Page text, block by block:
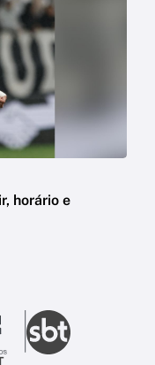
horário e